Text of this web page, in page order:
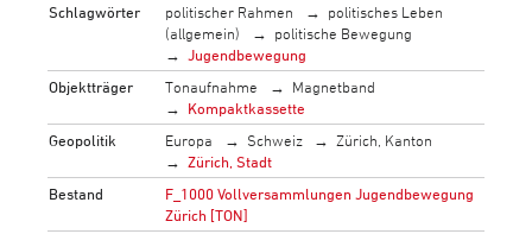
Schlagwörter
politischer Rahmen
politisches Leben
(allgemein)
politische Bewegung
Jugendbewegung
Objektträger
Tonaufnahme
Magnetband
Kompaktkassette
Geopolitik
Europa Schweiz
Zürich, Kanton
Zürich, Stadt
Bestand
F_1000 Vollversammlungen Jugendbewegung
Zürich [TON]